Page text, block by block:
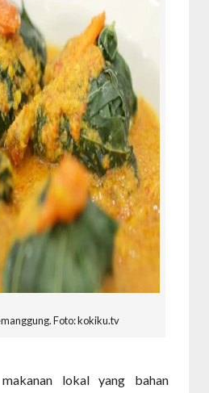
Foto: kokiku.tv
lokal yang bahan